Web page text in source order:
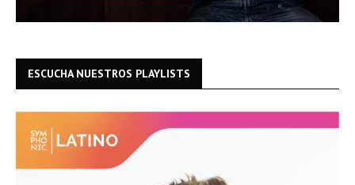
ESCUCHA NUESTROS PLAYLISTS